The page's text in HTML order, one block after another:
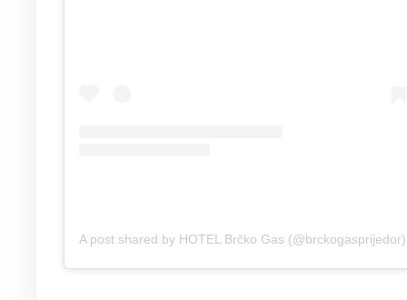
A post shared by HOTEL Brčko Gas (@brckogasprijedor)